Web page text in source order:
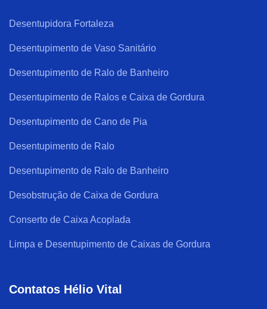
Desentupidora Fortaleza
Desentupimento de Vaso Sanitário
Desentupimento de Ralo de Banheiro
Desentupimento de Ralos e Caixa de Gordura
Desentupimento de Cano de Pia
Desentupimento de Ralo
Desentupimento de Ralo de Banheiro
Desobstrução de Caixa de Gordura
Conserto de Caixa Acoplada
Limpa e Desentupimento de Caixas de Gordura
Contatos Hélio Vital